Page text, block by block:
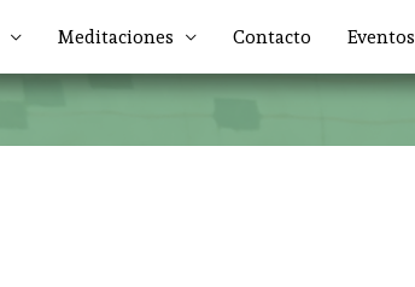
Meditaciones Contacto Eventos